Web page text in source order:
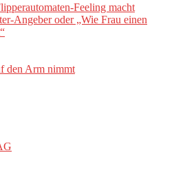
Feeling macht
Angeber oder „Wie Frau einen
den Arm nimmt